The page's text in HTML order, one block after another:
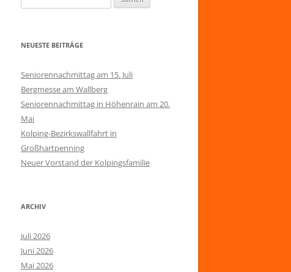
nach:
NEUESTE BEITRÄGE
Seniorennachmittag am 15. Juli
Bergmesse am Wallberg
Seniorennachmittag in Höhenrain am 20.
Mai
Kolping-Bezirkswallfahrt in
Großhartpenning
Neuer Vorstand der Kolpingsfamilie
ARCHIV
Juli 2026
Juni 2026
Mai 2026